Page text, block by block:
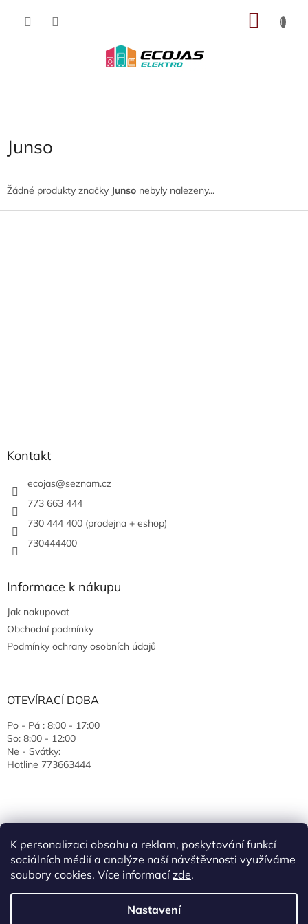
K personalizaci obsahu a reklam, poskytování funkcí
sociálních médií a analýze naší návštěvnosti využíváme
soubory cookies. Více informacízde.
Nastavení
Junso
Žádné produkty značky Junso nebyly nalezeny...
Kontakt
ecojas@seznam.cz
773 663 444
730 444 400 (prodejna + eshop)
730444400
Informace k nákupu
Jak nakupovat
Obchodní podmínky
Podmínky ochrany osobních údajů
OTEVÍRACÍ DOBA
Po - Pá : 8:00 - 17:00
So: 8:00 - 12:00
Ne - Svátky:
Hotline 773663444